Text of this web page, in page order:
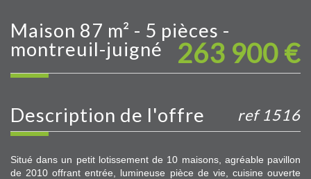
maison 87 m² - 5 pièces -
montreuil-juigné
263 900€
description de l'offre ref 1516
Situé dans un petit lotissement de 10 maisons, agréable pavillon
de 2010 offrant entrée, lumineuse pièce de vie, cuisine ouverte